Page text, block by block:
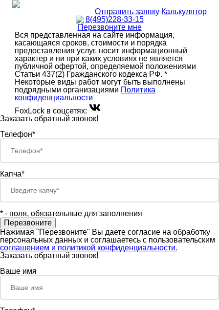
Отправить заявку Калькулятор
8(495)228-33-15
Перезвоните мне
Вся представленная на сайте информация,
касающаяся сроков, стоимости и порядка
предоставления услуг, носит информационный
характер и ни при каких условиях не является
публичной офертой, определяемой положениями
Статьи 437(2) Гражданского кодекса РФ. *
Некоторые виды работ могут быть выполнены
подрядными организациями Политика
конфиденциальности
FoxLock в соцсетях:
Заказать обратный звонок!
Телефон*
Капча*
* - поля, обязательные для заполнения
Нажимая "Перезвоните" Вы даете согласие на обработку
персональных данных и соглашаетесь c пользовательским
соглашением и политикой конфиденциальности.
Заказать обратный звонок!
Ваше имя